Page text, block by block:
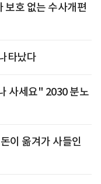
보호 없는 수사개편
타났다
사세요" 2030 분노
이 옮겨가 사들인